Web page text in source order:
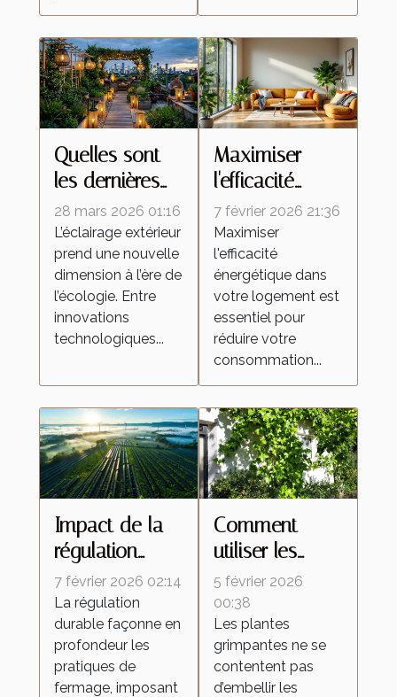
Quelles sont
les dernières
tendances en
éclairage
extérieur
écologique ?
28 mars 2026 01:16
L’éclairage extérieur
prend une nouvelle
dimension à l’ère de
l’écologie. Entre
innovations
technologiques...
Maximiser
l'efficacité
énergétique
dans votre
logement :
conseils
pratiques
7 février 2026 21:36
Maximiser
l'efficacité
énergétique dans
votre logement est
essentiel pour
réduire votre
consommation...
Impact de la
régulation
durable sur les
pratiques de
fermage
7 février 2026 02:14
La régulation
durable façonne en
profondeur les
pratiques de
fermage, imposant
Comment
utiliser les
plantes
grimpantes
pour optimiser
l'isolation
thermique ?
5 février 2026
00:38
Les plantes
grimpantes ne se
contentent pas
d’embellir les